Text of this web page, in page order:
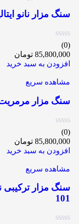
سنگ مزار نانو
(0)
85,800,000 تومان
افزودن به سبد خرید
مشاهده سریع
سنگ مزار مرمریت
(0)
85,800,000 تومان
افزودن به سبد خرید
مشاهده سریع
سنگ مزار ترکیبی
101